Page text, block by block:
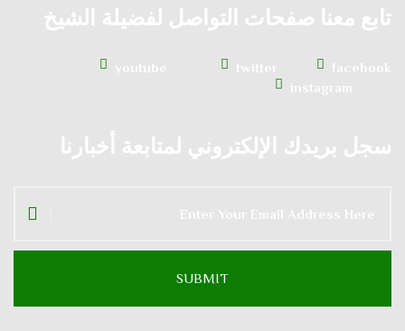
تابع معنا صفحات التواصل لفضيلة الشيخ
facebook
twitter
youtube
instagram
سجل بريدك الإلكتروني لمتابعة أخبارنا